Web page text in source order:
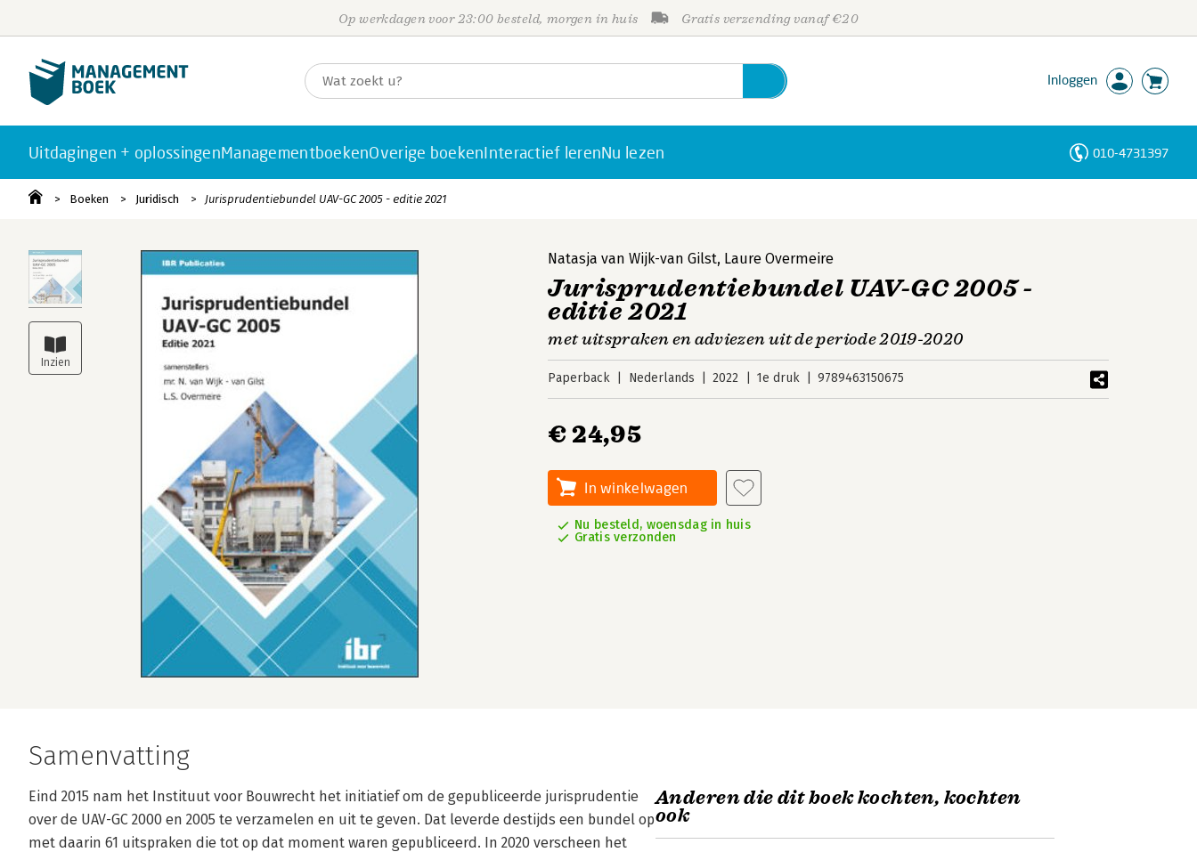
Op werkdagen voor 23:00 besteld, morgen in huis Gratis verzending vanaf €20
Inloggen
Uitdagingen + oplossingenManagementboekenOverige boekenInteractief lerenNu lezen 010-4731397
Boeken Juridisch Jurisprudentiebundel UAV-GC 2005 - editie 2021
Natasja van Wijk-van Gilst, Laure Overmeire
Jurisprudentiebundel UAV-GC 2005 -
editie 2021
met uitspraken en adviezen uit de periode 2019-2020
Paperback Nederlands 2022 1e druk 9789463150675
€ 24,95
In winkelwagen
Nu besteld, woensdag in huis
Gratis verzonden
Samenvatting
Eind 2015 nam het Instituut voor Bouwrecht het initiatief om de gepubliceerde jurisprudentie
over de UAV-GC 2000 en 2005 te verzamelen en uit te geven. Dat leverde destijds een bundel op
met daarin 61 uitspraken die tot op dat moment waren gepubliceerd. In 2020 verscheen het
Anderen die dit boek kochten, kochten
ook
Personen